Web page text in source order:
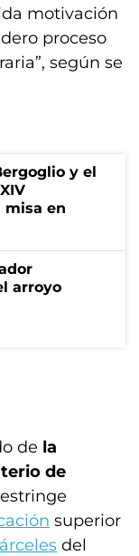
motivación
proceso
según se
y el
misa en
arroyo
de la
de
superior
del